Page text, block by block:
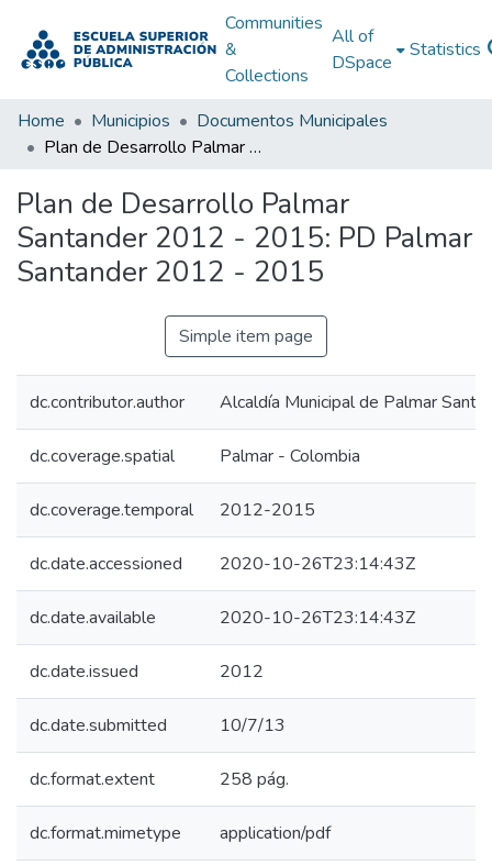
Communities
&
Collections
All of
DSpace
Statistics
Home Municipios
Documentos Municipales
Plan de Desarrollo Palmar Santander 2012 - 2015: PD Palmar Santander 2012 - 2015
Plan de Desarrollo Palmar
Santander 2012 - 2015: PD Palmar
Santander 2012 - 2015
Simple item page
dc.contributor.author Alcaldía Municipal de Palmar
dc.coverage.spatial Palmar - Colombia
dc.coverage.temporal 2012-2015
dc.date.accessioned 2020-10-26T23:14:43Z
dc.date.available 2020-10-26T23:14:43Z
dc.date.issued 2012
dc.date.submitted 10/7/13
dc.format.extent 258 pág.
dc.format.mimetype application/pdf